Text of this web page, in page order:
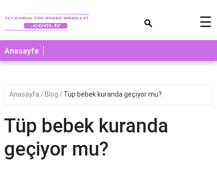
☰
Anasayfa
Anasayfa Blog Tüp bebek kuranda geçiyor mu?
Tüp bebek kuranda
geçiyor mu?